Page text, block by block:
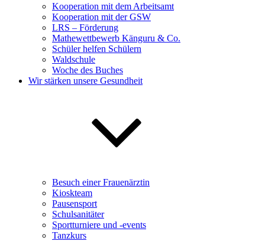
Kooperation mit dem Arbeitsamt
Kooperation mit der GSW
LRS – Förderung
Mathewettbewerb Känguru & Co.
Schüler helfen Schülern
Waldschule
Woche des Buches
Wir stärken unsere Gesundheit
Besuch einer Frauenärztin
Kioskteam
Pausensport
Schulsanitäter
Sportturniere und -events
Tanzkurs